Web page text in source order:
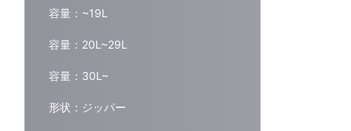
容量：~19L
容量：20L~29L
容量：30L~
形状：ジッパー